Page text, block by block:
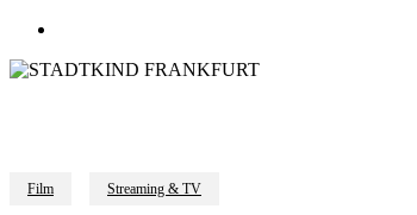
Film Streaming & TV